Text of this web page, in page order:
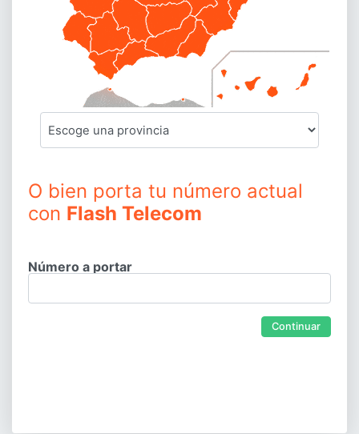
O bien porta tu número actual
con Flash Telecom
Número a portar